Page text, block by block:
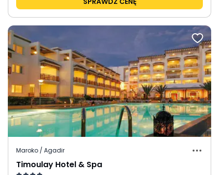
Maroko / Agadir
Timoulay Hotel & Spa